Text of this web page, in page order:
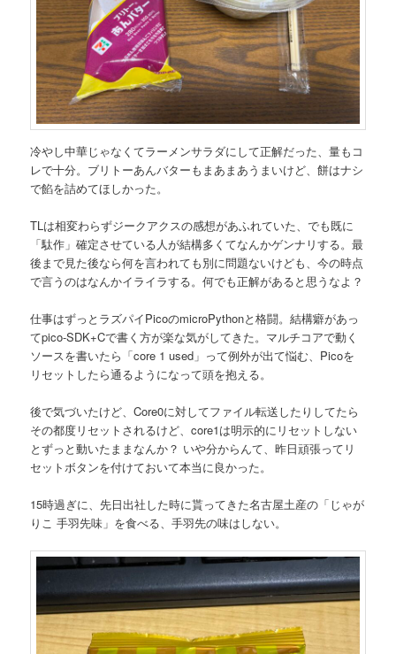
冷やし中華じゃなくてラーメンサラダにして正解だった、量もコ
レで十分。ブリトーあんバターもまあまあうまいけど、餅はナシ
で餡を詰めてほしかった。
TLは相変わらずジークアクスの感想があふれていた、でも既に
「駄作」確定させている人が結構多くてなんかゲンナリする。最
後まで見た後なら何を言われても別に問題ないけども、今の時点
で言うのはなんかイライラする。何でも正解があると思うなよ？
仕事はずっとラズパイPicoのmicroPythonと格闘。結構癖があっ
てpico-SDK+Cで書く方が楽な気がしてきた。マルチコアで動く
ソースを書いたら「core 1 used」って例外が出て悩む、Picoを
リセットしたら通るようになって頭を抱える。
後で気づいたけど、Core0に対してファイル転送したりしてたら
その都度リセットされるけど、core1は明示的にリセットしない
とずっと動いたままなんか？ いや分からんて、昨日頑張ってリ
セットボタンを付けておいて本当に良かった。
15時過ぎに、先日出社した時に貰ってきた名古屋土産の「じゃが
りこ 手羽先味」を食べる、手羽先の味はしない。